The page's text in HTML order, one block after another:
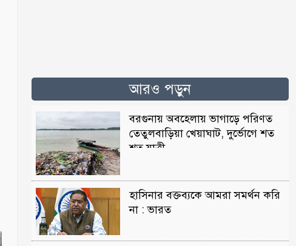
আরও পড়ুন
বরগুনায় অবহেলায় ভাগাড়ে পরিণত
তেতুলবাড়িয়া খেয়াঘাট, দুর্ভোগে শত
শত যাত্রী
হাসিনার বক্তব্যকে আমরা সমর্থন করি
না : ভারত